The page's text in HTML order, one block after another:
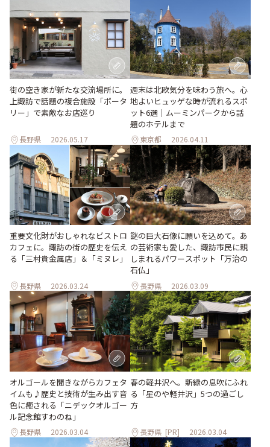
街の空き家が新たな交流場所に。
上諏訪で話題の複合施設「ポータ
リー」で素敵なお店巡り
長野県 2026.05.17
週末は北欧気分を味わう旅へ。心
地よいヒュッゲな時が流れるスポ
ット6選｜ムーミンパークから話
題のホテルまで
東京都 2026.04.11
重要文化財がおしゃれなビストロ
カフェに。諏訪の街の歴史を伝え
る「三村貴金属店」＆「ミヌレ」
長野県 2026.03.24
謎の巨大石像に願いを込めて。あ
の芸術家も愛した、諏訪市民に親
しまれるパワースポット「万治の
石仏」
長野県 2026.03.09
オルゴールを聞きながらカフェタ
イムも♪歴史と技術が生み出す音
色に癒される「ニデックオルゴー
ル記念館すわのね」
長野県 2026.03.04
春の軽井沢へ。新緑の息吹にふれ
る「星のや軽井沢」5つの過ごし
方
長野県 [PR] 2026.03.04